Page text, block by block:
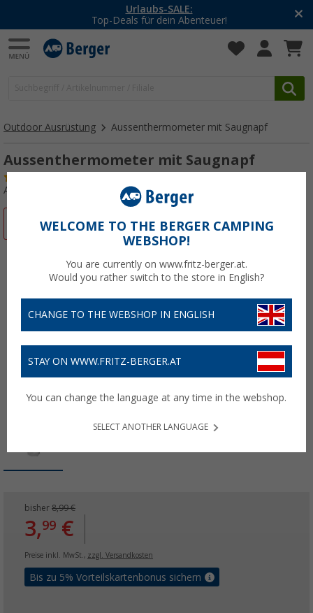
Urlaubs-SALE:
Top-Deals für dein Abenteuer!
Outdoor Ausrüstung Aussenthermometer mit Saugnapf
Aussenthermometer mit Saugnapf
Art.-Nr.: 812390
bisher 8,99 €
3,99 €
Preise inkl. MwSt., zzgl. Versandkosten
Bis zu 5% Vorteilskartenbonus sichern
WELCOME TO THE BERGER CAMPING
WEBSHOP!
You are currently on www.fritz-berger.at.
Would you rather switch to the store in English?
CHANGE TO THE WEBSHOP IN ENGLISH
STAY ON WWW.FRITZ-BERGER.AT
You can change the language at any time in the webshop.
SELECT ANOTHER LANGUAGE